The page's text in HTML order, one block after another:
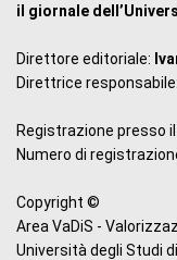
il giornale
Direttore editoriale:
Direttrice responsabile:
Registrazione presso
Numero di
Copyright ©
Area VaDiS -
Università degli Studi